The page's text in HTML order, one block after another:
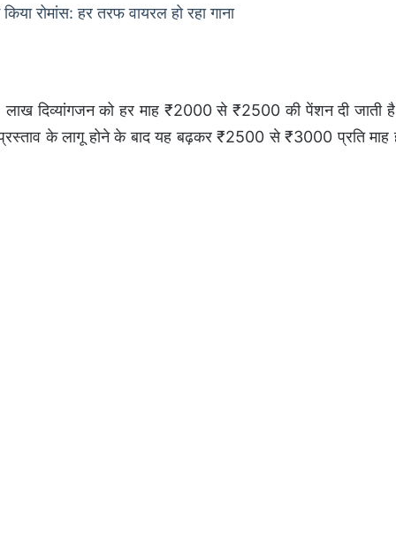
रोमांस: हर तरफ वायरल हो रहा गाना
लाख दिव्यांगजन को हर माह ₹2000 से ₹2500 की पेंशन दी जाती
के लागू होने के बाद यह बढ़कर ₹2500 से ₹3000 प्रति माह